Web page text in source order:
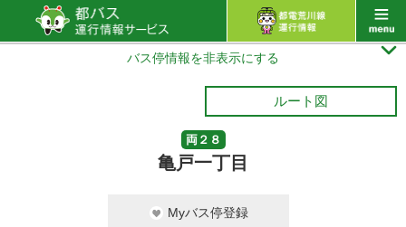
バス停情報を非表示にする 
ルート図
両２８
亀戸一丁目
Myバス停登録